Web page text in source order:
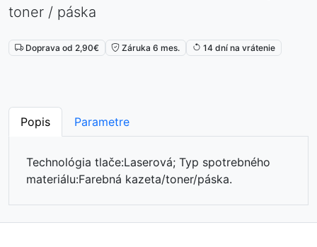
toner / páska
Doprava od 2,90€ Záruka 6 mes. 14 dní na vrátenie
Popis Parametre
Technológia tlače:Laserová; Typ spotrebného
materiálu:Farebná kazeta/toner/páska.